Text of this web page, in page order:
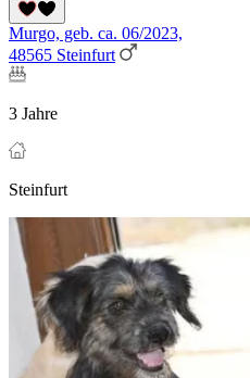
Murgo, geb. ca. 06/2023,
48565 Steinfurt
3 Jahre
Steinfurt